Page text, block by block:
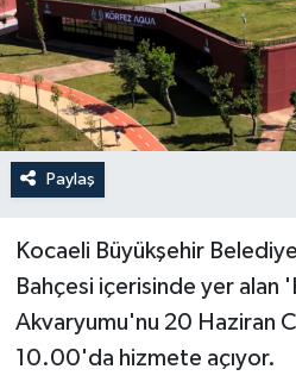
Paylaş
Kocaeli Büyükşehir
Bahçesi içerisinde yer alan
Akvaryumu'nu 20 Haziran
10.00'da hizmete açıyor.